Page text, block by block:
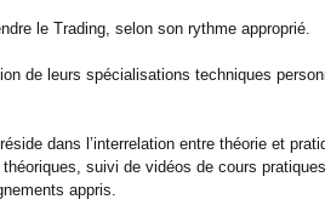
le Trading, selon son rythme approprié.
de leurs spécialisations techniques
dans l’interrelation entre théorie et
suivi de vidéos de cours
appris.